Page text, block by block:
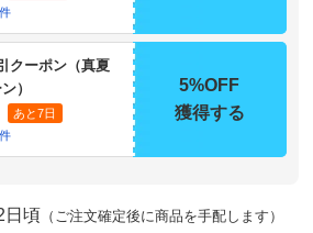
クーポン（真夏
）
あと7日
5%OFF
獲得する
日頃 （ご注文確定後に商品を手配します）